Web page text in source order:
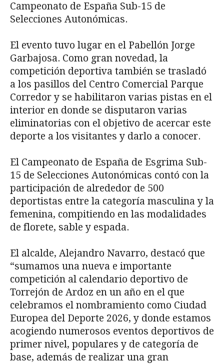
Campeonato de España Sub-15 de
Selecciones Autonómicas.
El evento tuvo lugar en el Pabellón Jorge
Garbajosa. Como gran novedad, la
competición deportiva también se trasladó
a los pasillos del Centro Comercial Parque
Corredor y se habilitaron varias pistas en el
interior en donde se disputaron varias
eliminatorias con el objetivo de acercar este
deporte a los visitantes y darlo a conocer.
El Campeonato de España de Esgrima Sub-
15 de Selecciones Autonómicas contó con la
participación de alrededor de 500
deportistas entre la categoría masculina y la
femenina, compitiendo en las modalidades
de florete, sable y espada.
El alcalde, Alejandro Navarro, destacó que
“sumamos una nueva e importante
competición al calendario deportivo de
Torrejón de Ardoz en un año en el que
celebramos el nombramiento como Ciudad
Europea del Deporte 2026, y donde estamos
acogiendo numerosos eventos deportivos de
primer nivel, populares y de categoría de
base, además de realizar una gran